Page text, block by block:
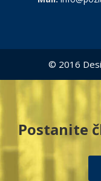
© 2016
Postanite